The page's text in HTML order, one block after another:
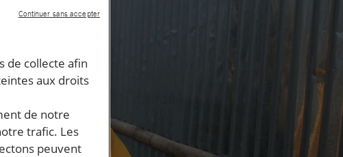
de collecte afin
aux droits
de notre
trafic. Les
peuvent
Continuer sans accepter